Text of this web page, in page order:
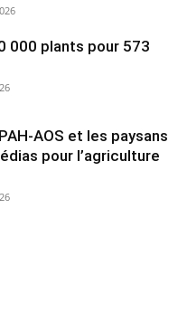
000 plants pour 573
AOS et les paysans
pour l’agriculture